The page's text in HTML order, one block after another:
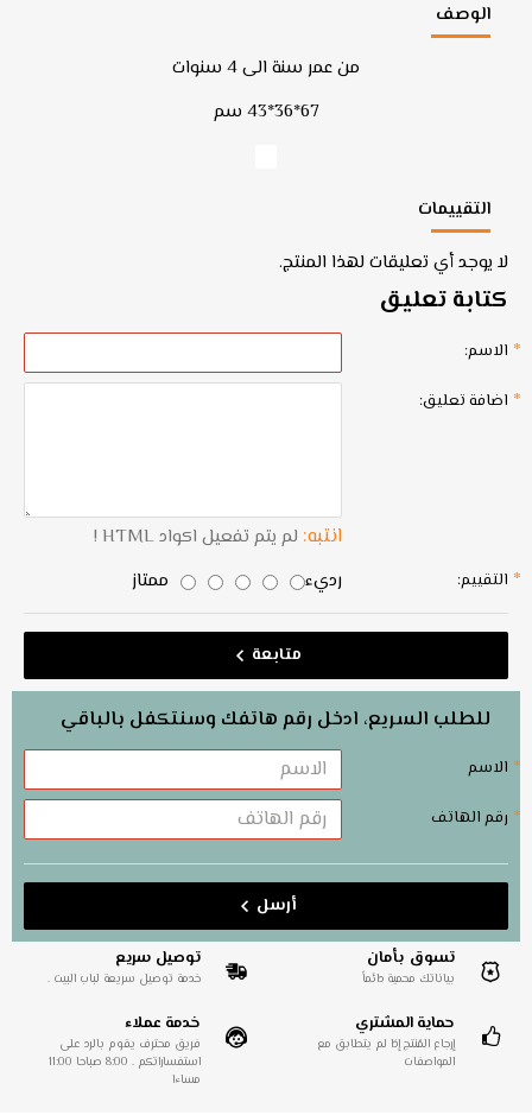
الوصف
من عمر سنة الى 4 سنوات
67*36*43 سم
التقييمات
لا يوجد أي تعليقات لهذا المنتج.
كتابة تعليق
الاسم:
اضافة تعليق:
انتبه: لم يتم تفعيل اكواد HTML !
التقييم: رديء ممتاز
متابعة
للطلب السريع، ادخل رقم هاتفك وسنتكفل بالباقي
الاسم
رقم الهاتف
أرسل
تسوق بأمان
بياناتك محمية دائماً
توصيل سريع
خدمة توصيل سريعة لباب البيت .
حماية المشتري
إرجاع المُنتج إذا لم يتطابق مع
المواصفات
خدمة عملاء
فريق محترف يقوم بالرد على
استفساراتكم . 8:00 صباحا 11:00
مساءا